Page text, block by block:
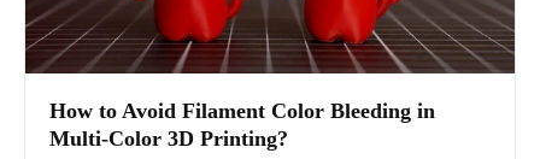
How to Avoid Filament Color Bleeding in
Multi-Color 3D Printing?